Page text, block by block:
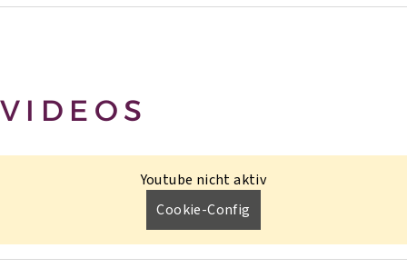
VIDEOS
Youtube nicht aktiv
Cookie-Config